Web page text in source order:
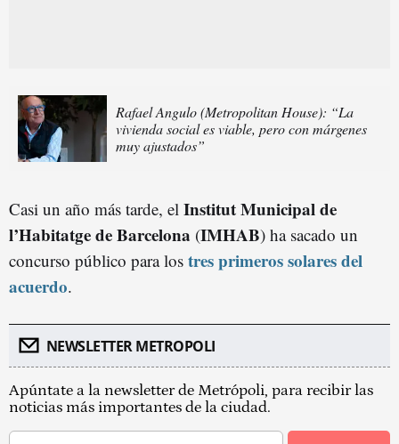
Rafael Angulo (Metropolitan House): “La
vivienda social es viable, pero con márgenes
muy ajustados”
Casi un año más tarde, el Institut Municipal de
l’Habitatge de Barcelona (IMHAB) ha sacado un
concurso público para los tres primeros solares del
acuerdo.
NEWSLETTER METROPOLI
Apúntate a la newsletter de Metrópoli, para recibir las
noticias más importantes de la ciudad.